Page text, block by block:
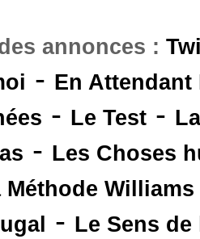
annonces :
- En
- Le Test -
- Les Choses
Méthode Williams
- Le Sens